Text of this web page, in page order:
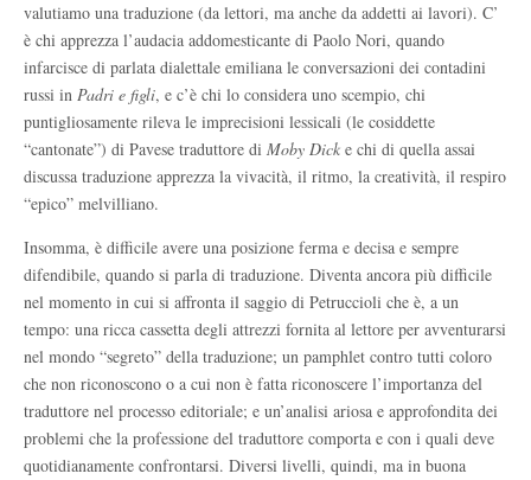
valutiamo una traduzione (da lettori, ma anche da addetti ai lavori). C’
è chi apprezza l’audacia addomesticante di Paolo Nori, quando
infarcisce di parlata dialettale emiliana le conversazioni dei contadini
russi in Padri e figli, e c’è chi lo considera uno scempio, chi
puntigliosamente rileva le imprecisioni lessicali (le cosiddette
“cantonate”) di Pavese traduttore di Moby Dick e chi di quella assai
discussa traduzione apprezza la vivacità, il ritmo, la creatività, il respiro
“epico” melvilliano.
Insomma, è difficile avere una posizione ferma e decisa e sempre
difendibile, quando si parla di traduzione. Diventa ancora più difficile
nel momento in cui si affronta il saggio di Petruccioli che è, a un
tempo: una ricca cassetta degli attrezzi fornita al lettore per avventurarsi
nel mondo “segreto” della traduzione; un pamphlet contro tutti coloro
che non riconoscono o a cui non è fatta riconoscere l’importanza del
traduttore nel processo editoriale; e un’analisi ariosa e approfondita dei
problemi che la professione del traduttore comporta e con i quali deve
quotidianamente confrontarsi. Diversi livelli, quindi, ma in buona